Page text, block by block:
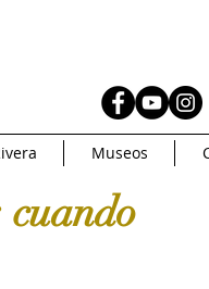
MUSEOS
Museos